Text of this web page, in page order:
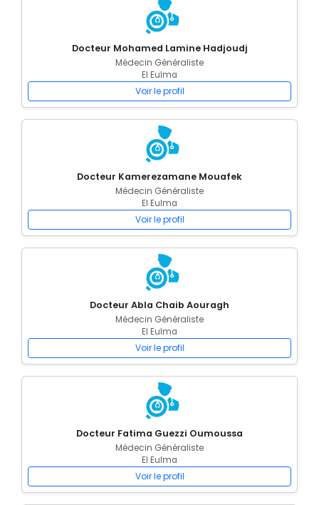
Docteur Mohamed Lamine Hadjoudj
Médecin Généraliste
El Eulma
Voir le profil
Docteur Kamerezamane Mouafek
Médecin Généraliste
El Eulma
Voir le profil
Docteur Abla Chaib Aouragh
Médecin Généraliste
El Eulma
Voir le profil
Docteur Fatima Guezzi Oumoussa
Médecin Généraliste
El Eulma
Voir le profil